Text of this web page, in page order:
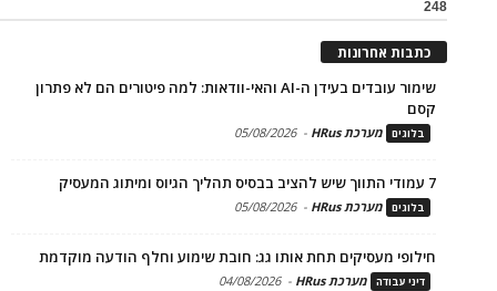
248
כתבות אחרונות
שימור עובדים בעידן ה-AI והאי-וודאות: למה פיטורים הם לא פתרון
קסם
בלוגים מערכת HRus -
05/08/2026
7 עמודי התווך שיש להציב בבסיס תהליך הגיוס ומיתוג המעסיק
בלוגים מערכת HRus -
05/08/2026
חילופי מעסיקים תחת אותו גג: חובת שימוע וחלף הודעה מוקדמת
דיני עבודה מערכת HRus -
04/08/2026